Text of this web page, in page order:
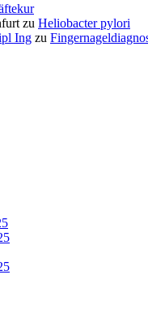
zu Heliobacter pylori
Ing zu